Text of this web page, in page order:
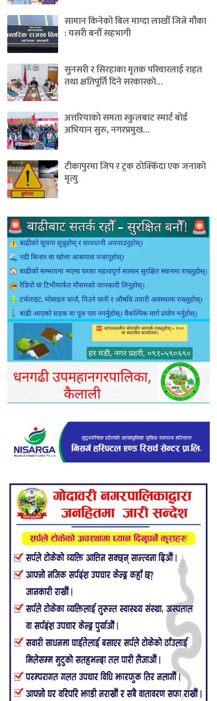
सामान किनेको बिल माग्दा लाखौँ जित्ने मौका
: यसरी बनौँ सहभागी
सुनसरी र सिरहाका मृतक परिवारलाई राहत
तथा क्षतिपूर्ति दिने सरकारकाे…
अत्तरियाको समता स्कुलबाट स्मार्ट बोर्ड
अभियान सुरु, नगरप्रमुख…
टीकापुरमा जिप र ट्रक ठोक्किँदा एक जनाको
मृत्यु